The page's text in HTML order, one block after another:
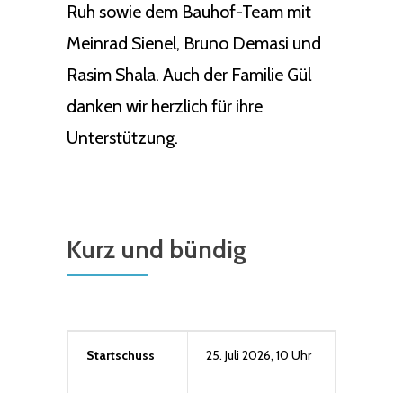
Ruh sowie dem Bauhof-Team mit
Meinrad Sienel, Bruno Demasi und
Rasim Shala. Auch der Familie Gül
danken wir herzlich für ihre
Unterstützung.
Kurz und bündig
Startschuss 25. Juli 2026, 10 Uhr